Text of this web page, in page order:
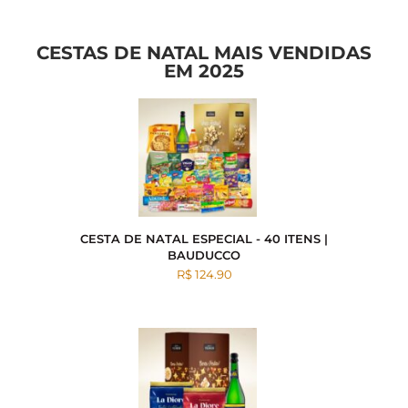
CESTAS DE NATAL MAIS VENDIDAS
EM 2025
CESTA DE NATAL ESPECIAL - 40 ITENS |
BAUDUCCO
R$ 124.90